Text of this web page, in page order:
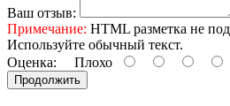
Ваш отзыв:
Примечание: HTML разметка не
Используйте обычный текст.
Оценка: Плохо
Продолжить